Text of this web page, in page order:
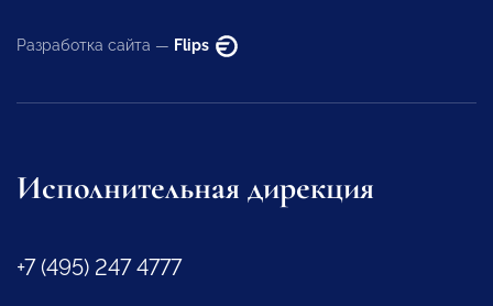
Разработка сайта — Flips
Исполнительная дирекция
+7 (495) 247 4777